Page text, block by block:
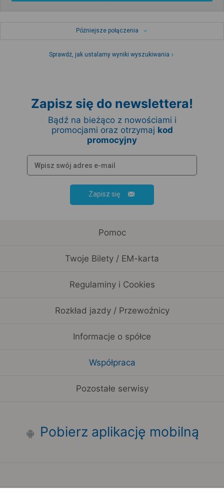
Późniejsze połączenia
Sprawdź, jak ustalamy wyniki wyszukiwania
Zapisz się do newslettera!
Bądź na bieżąco z nowościami i
promocjami oraz otrzymaj kod
promocyjny
Zapisz się
Pomoc
Twoje Bilety / EM-karta
Regulaminy i Cookies
Rozkład jazdy / Przewoźnicy
Informacje o spółce
Współpraca
Pozostałe serwisy
Pobierz aplikację mobilną